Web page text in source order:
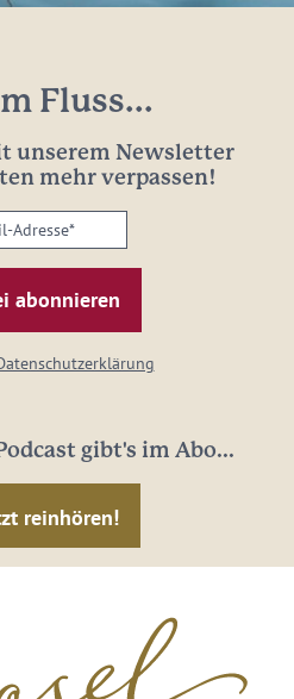
Fluss...
unserem Newsletter
mehr verpassen!
gibt's im Abo...
reinhören!